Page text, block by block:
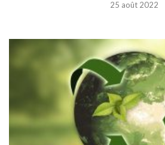
25 août 2022